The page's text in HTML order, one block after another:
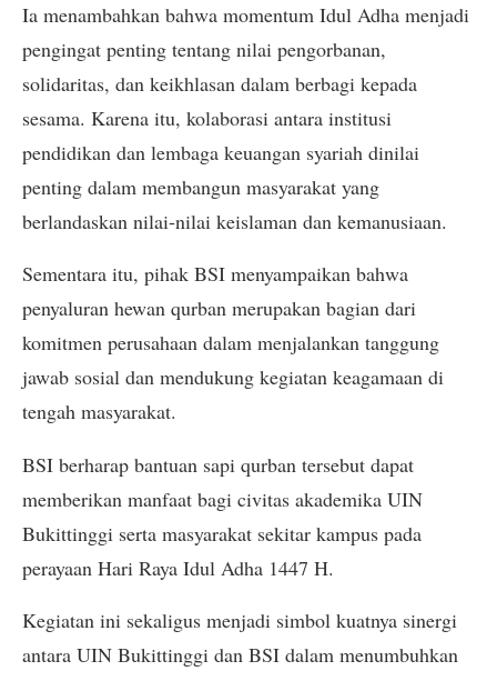
Ia menambahkan bahwa momentum Idul Adha menjadi
pengingat penting tentang nilai pengorbanan,
solidaritas, dan keikhlasan dalam berbagi kepada
sesama. Karena itu, kolaborasi antara institusi
pendidikan dan lembaga keuangan syariah dinilai
penting dalam membangun masyarakat yang
berlandaskan nilai-nilai keislaman dan kemanusiaan.
Sementara itu, pihak BSI menyampaikan bahwa
penyaluran hewan qurban merupakan bagian dari
komitmen perusahaan dalam menjalankan tanggung
jawab sosial dan mendukung kegiatan keagamaan di
tengah masyarakat.
BSI berharap bantuan sapi qurban tersebut dapat
memberikan manfaat bagi civitas akademika UIN
Bukittinggi serta masyarakat sekitar kampus pada
perayaan Hari Raya Idul Adha 1447 H.
Kegiatan ini sekaligus menjadi simbol kuatnya sinergi
antara UIN Bukittinggi dan BSI dalam menumbuhkan